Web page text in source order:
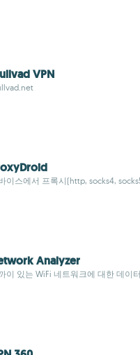
VPN
이스에서 프록시(http, socks4,
Analyzer
이 있는 WiFi 네트워크에 대한 데이